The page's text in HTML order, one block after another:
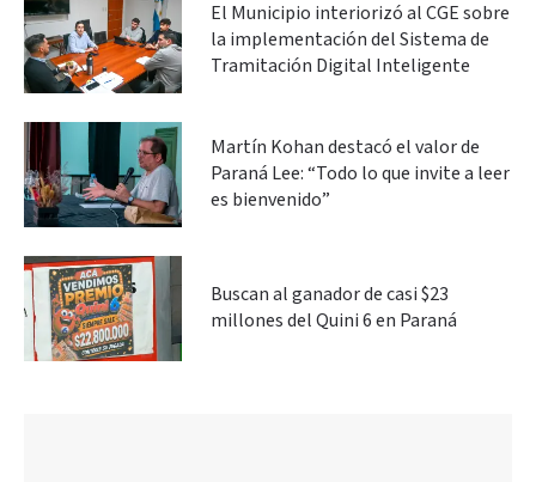
El Municipio interiorizó al CGE sobre
la implementación del Sistema de
Tramitación Digital Inteligente
Martín Kohan destacó el valor de
Paraná Lee: “Todo lo que invite a leer
es bienvenido”
Buscan al ganador de casi $23
millones del Quini 6 en Paraná